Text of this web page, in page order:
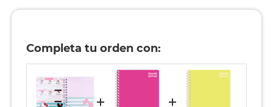
Completa tu orden con: